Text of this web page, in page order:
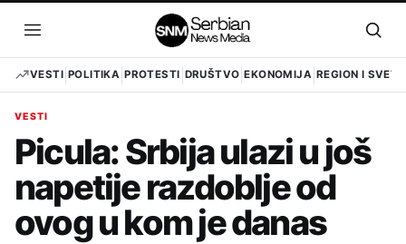
sadržaj
Otvori
meni
VESTI POLITIKA PROTESTI DRUŠTVO EKONOMIJA REGION I SVET
VESTI
Picula: Srbija ulazi u još
napetije razdoblje od
ovog u kom je danas